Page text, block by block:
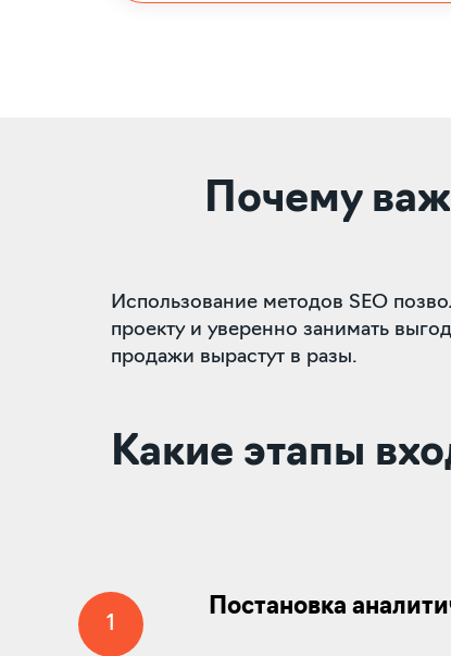
Почему
Использование методов SEO
проекту и уверенно занимать
продажи вырастут в разы.
Какие этапы
1
Постановка